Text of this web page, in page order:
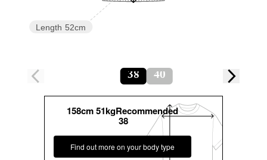
Length 52cm
38 40
158cm 51kgRecommended
38
Find out more on your body type